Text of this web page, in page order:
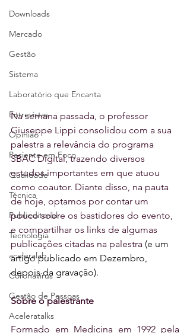
Downloads
Mercado
Gestão
Sistema
Laboratório que Encanta
Entrevistas
Opinião
Paciente em Foco
Qualidade
Técnica
Publieditorial
Tecnologia
aceleralab
Coronavírus
Gestão de Pessoas
Aceleratalks
Na semana passada, o professor
Giuseppe Lippi consolidou com a sua
palestra a relevância do programa
SBAC Digital, trazendo diversos
estudos importantes em que atuou
como coautor. Diante disso, na pauta
de hoje, optamos por contar um
pouco sobre os bastidores do evento,
e compartilhar os links de algumas
publicações citadas na palestra (e um
artigo publicado em Dezembro,
depois da gravação).
Sobre o palestrante
Formado em Medicina em 1992 pela